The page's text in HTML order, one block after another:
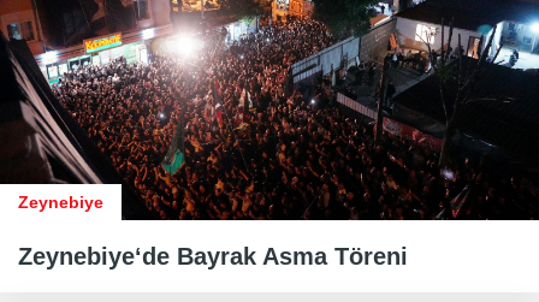
Zeynebiye
Zeynebiye‘de Bayrak Asma Töreni